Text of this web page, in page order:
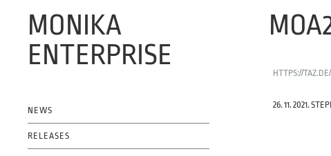
MONIKA
ENTERPRISE
NEWS
RELEASES
HTTPS://TAZ.DE/
26. 11. 2021.